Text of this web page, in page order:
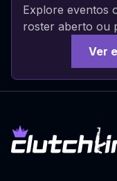
Explore eventos
roster aberto ou
Ver